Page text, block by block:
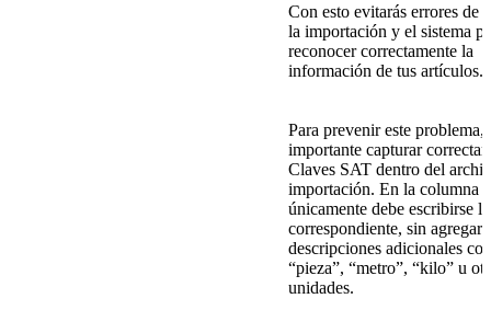
Con esto evitarás errores de
la importación y el sistema
reconocer correctamente la
información de tus artículos.
Para prevenir este problema,
importante capturar
Claves SAT dentro del
importación. En la columna
únicamente debe escribirse
correspondiente, sin agregar
descripciones adicionales
“pieza”, “metro”, “kilo” u
unidades.